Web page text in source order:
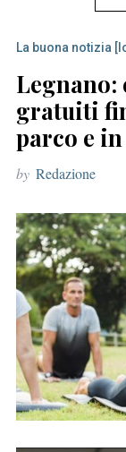
r
c
h
o
r
La buona notizia
gratuiti
parco e
by Redazione